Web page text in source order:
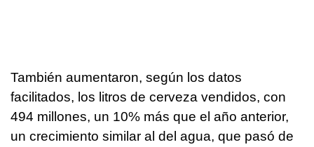
También aumentaron, según los datos
facilitados, los litros de cerveza vendidos, con
494 millones, un 10% más que el año anterior,
un crecimiento similar al del agua, que pasó de